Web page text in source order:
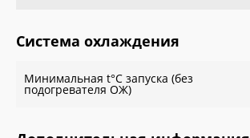
Система охлаждения
Минимальная t°С запуска (без
подогревателя ОЖ)